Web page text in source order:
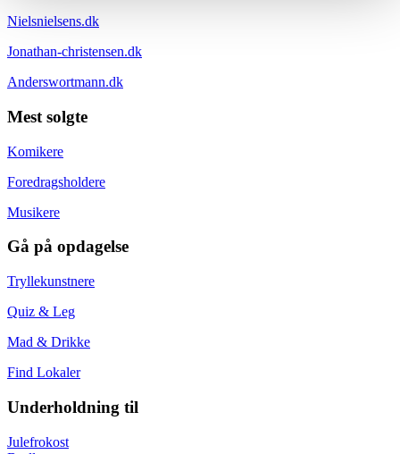
Nielsnielsens.dk
Jonathan-christensen.dk
Anderswortmann.dk
Mest solgte
Komikere
Foredragsholdere
Musikere
Gå på opdagelse
Tryllekunstnere
Quiz & Leg
Mad & Drikke
Find Lokaler
Underholdning til
Julefrokost